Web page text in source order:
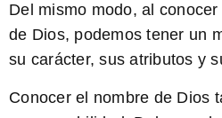
Del mismo modo, al
de Dios, podemos tener un
su carácter, sus atributos y
Conocer el nombre de Dios